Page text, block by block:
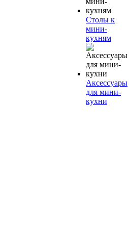
Столы к
мини-
кухням
Аксессуары
для мини-
кухни